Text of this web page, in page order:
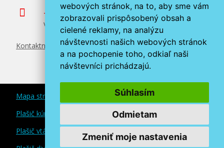
webových stránok, na to, aby sme vám
zobrazovali prispôsobený obsah a
cielené reklamy, na analýzu
návštevnosti našich webových stránok
a na pochopenie toho, odkiaľ naši
návštevníci prichádzajú.
Súhlasím
Odmietam
Zmeniť moje nastavenia
+420 377 222 313
Volajte v pracovné dni od 8. do 17. hod.
Kontaktné údaje
Mapa stránok
Plašič kún a myší
Plašič vtákov